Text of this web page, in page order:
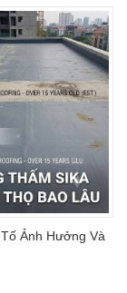
Ảnh Hưởng Và